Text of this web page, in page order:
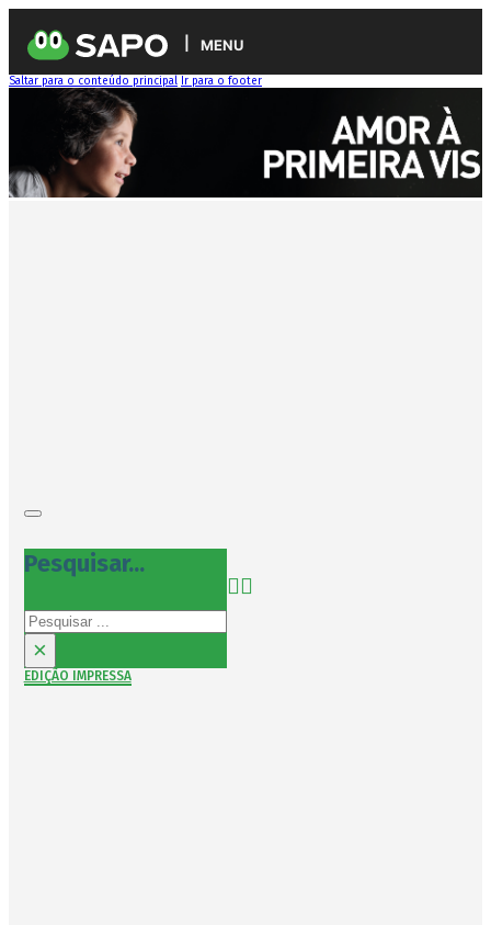
MENU
Saltar para o conteúdo principal Ir para o footer
Pesquisar...
Pesquisar
×
EDIÇÃO IMPRESSA